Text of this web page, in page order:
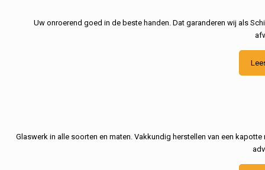
Uw onroerend goed in de beste handen. Dat garanderen wij als
Glaswerk in alle soorten en maten. Vakkundig herstellen van een